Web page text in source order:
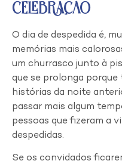
Celebração
O dia de despedida é,
memórias mais
um churrasco junto à
que se prolonga
histórias da noite
passar mais algum
pessoas que fizeram a
despedidas.
Se os convidados